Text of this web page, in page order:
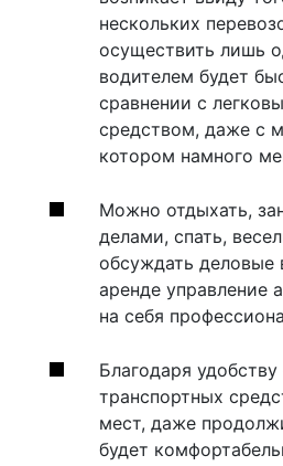
нескольких
осуществить лишь
водителем будет
сравнении с
средством, даже с
котором намного
Можно отдыхать,
делами, спать,
обсуждать
аренде управление
на себя
Благодаря
транспортных
мест, даже
будет